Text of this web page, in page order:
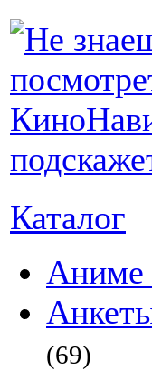
Каталог
Аниме
(69)